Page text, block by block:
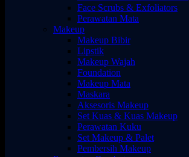
Face Scrubs & Exfoliators
Perawatan Mata
Makeup
Makeup Bibir
Lipstik
Makeup Wajah
Foundation
Makeup Mata
Maskara
Aksesoris Makeup
Set Kuas & Kuas Makeup
Perawatan Kuku
Set Makeup & Palet
Pembersih Makeup